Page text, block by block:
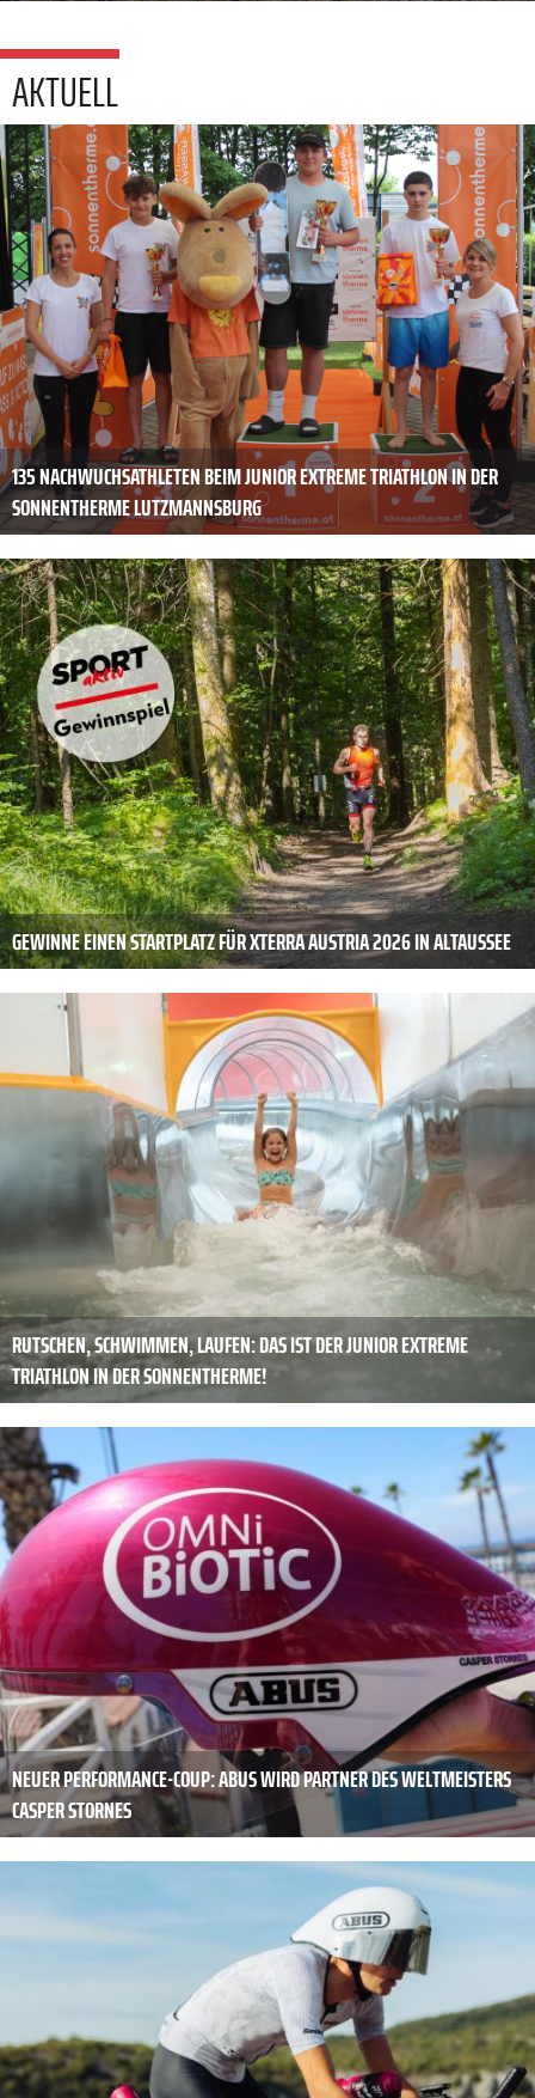
AKTUELL
135 NACHWUCHSATHLETEN BEIM JUNIOR EXTREME TRIATHLON IN DER
SONNENTHERME LUTZMANNSBURG
GEWINNE EINEN STARTPLATZ FÜR XTERRA AUSTRIA 2026 IN ALTAUSSEE
RUTSCHEN, SCHWIMMEN, LAUFEN: DAS IST DER JUNIOR EXTREME
TRIATHLON IN DER SONNENTHERME!
NEUER PERFORMANCE-COUP: ABUS WIRD PARTNER DES WELTMEISTERS
CASPER STORNES